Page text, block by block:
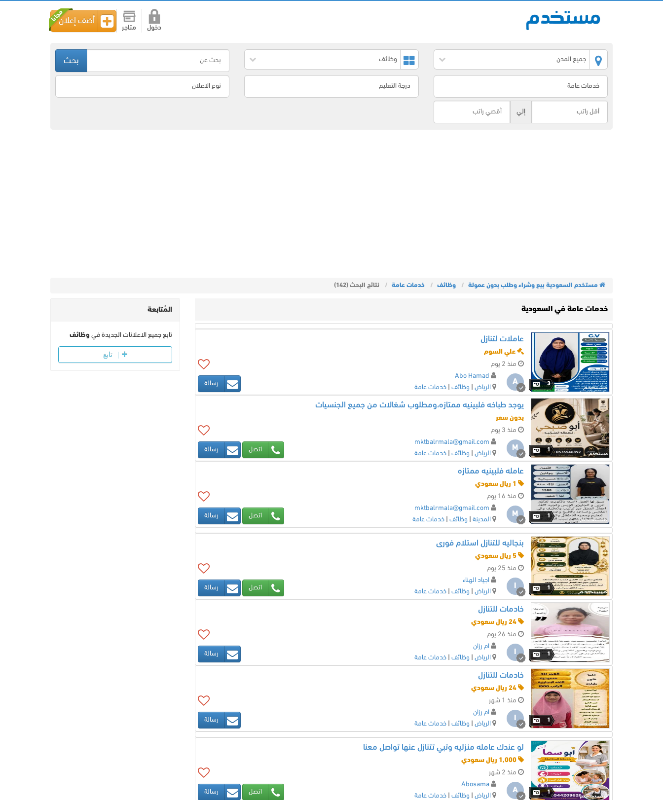
دخول متاجر
أضف إعلان
جميع المدن وظائف بحث
إلي
مستخدم السعودية بيع وشراء وطلب بدون عمولة وظائف خدمات عامة نتائج البحث (142)
خدمات عامة في السعودية
3
عاملات لتنازل
علي السوم
منذ 2 يوم
A
Abo Hamad
الرياض |وظائف |خدمات عامة
رسالة
1
يوجد طباخه فلبينيه ممتازه،ومطلوب شغالات من جميع الجنسيات
بدون سعر
منذ 3 يوم
M
mktbalrmala@gmail.com
الرياض |وظائف |خدمات عامة
اتصل رسالة
1
عامله فلبينيه ممتازه
منذ 16 يوم
M
mktbalrmala@gmail.com
المدينة |وظائف |خدمات عامة
اتصل رسالة
1
بنجاليه للتنازل استلام فورى
5 ريال سعودي
منذ 25 يوم
اجياد الهناء
الرياض |وظائف |خدمات عامة
اتصل رسالة
1
خادمات للتنازل
24 ريال سعودي
منذ 26 يوم
ام رزان
الرياض |وظائف |خدمات عامة
رسالة
1
خادمات للتنازل
24 ريال سعودي
منذ 1 شهر
ام رزان
الرياض |وظائف |خدمات عامة
رسالة
1
لو عندك عامله منزليه وتبي تتنازل عنها تواصل معنا
1,000 ريال سعودي
منذ 2 شهر
A
Abosama
الرياض |وظائف |خدمات عامة
اتصل رسالة
المُتابعة
تابع جميع الاعلانات الجديدة في وظائف
تابع